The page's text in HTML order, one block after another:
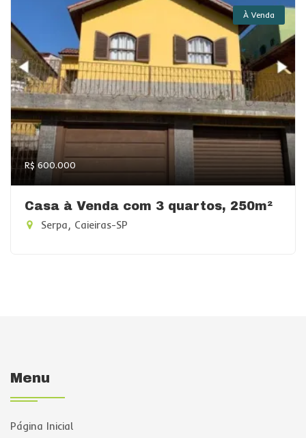
À Venda
R$ 600.000
Casa à Venda com 3 quartos, 250m²
Serpa, Caieiras-SP
Menu
Página Inicial